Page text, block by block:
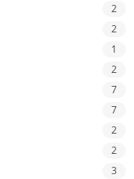
2
2
1
2
7
7
2
2
3